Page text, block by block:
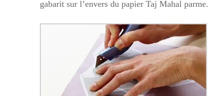
gabarit sur l’envers du papier Taj Mahal parme.